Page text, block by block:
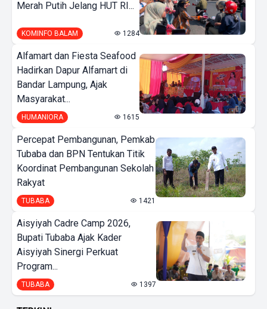
Merah Putih Jelang HUT RI...
KOMINFO BALAM 1284
Alfamart dan Fiesta Seafood
Hadirkan Dapur Alfamart di
Bandar Lampung, Ajak
Masyarakat...
HUMANIORA 1615
Percepat Pembangunan, Pemkab
Tubaba dan BPN Tentukan Titik
Koordinat Pembangunan Sekolah
Rakyat
TUBABA 1421
Aisyiyah Cadre Camp 2026,
Bupati Tubaba Ajak Kader
Aisyiyah Sinergi Perkuat
Program...
TUBABA 1397